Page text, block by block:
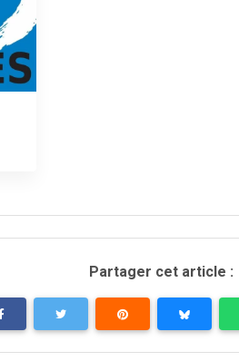
Partager cet article :